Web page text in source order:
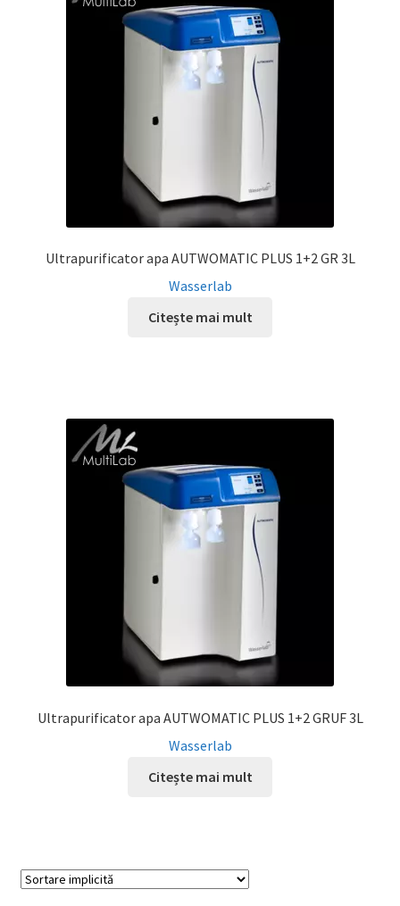
Prelucrarea datelor cu caracter personal
Ultrapurificator apa AUTWOMATIC PLUS 1+2 GR 3L
Wasserlab
Citește mai mult
Ultrapurificator apa AUTWOMATIC PLUS 1+2 GRUF 3L
Wasserlab
Citește mai mult